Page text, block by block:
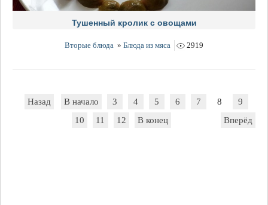
Тушенный кролик с овощами
Вторые блюда » Блюда из мяса 2919
В начало
Назад 3 4 5 6 7 8
9
10
11 12 Вперёд
В конец